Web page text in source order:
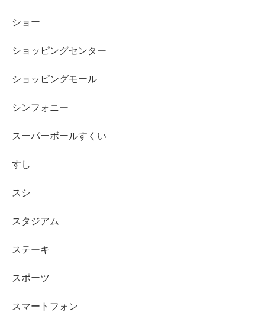
ショー
ショッピングセンター
ショッピングモール
シンフォニー
スーパーボールすくい
すし
スシ
スタジアム
ステーキ
スポーツ
スマートフォン